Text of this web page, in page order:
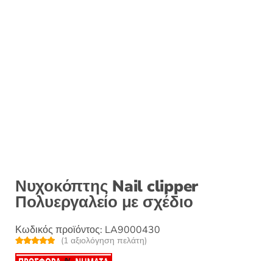
Νυχοκόπτης Nail clipper
Πολυεργαλείο με σχέδιο
Κωδικός προϊόντος: LA9000430
Βαθμολογή
θηκε με5.00
1
(1 αξιολόγηση πελάτη)